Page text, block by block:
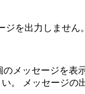
を出力しません
のメッセージを表
。 メッセージの